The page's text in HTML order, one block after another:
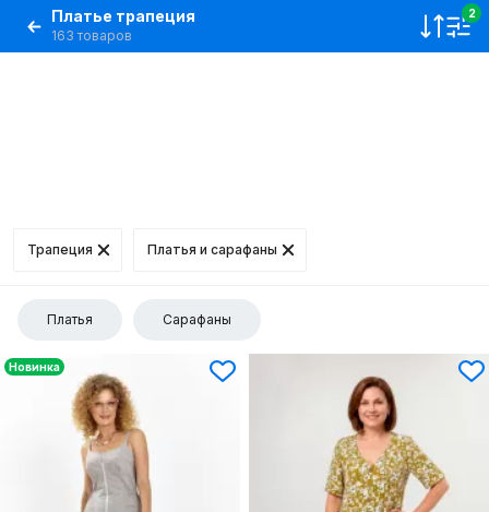
Платье трапеция
163 товаров
2
Трапеция Платья и сарафаны
Платья Сарафаны
Новинка